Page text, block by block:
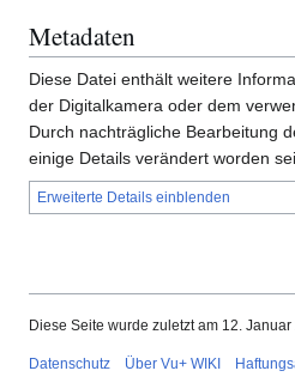
Metadaten
Diese Datei enthält weitere
der Digitalkamera oder dem
Durch nachträgliche Bearbeitung
einige Details verändert worden
Erweiterte Details einblenden
Diese Seite wurde zuletzt am 12.
Datenschutz Über Vu+ WIKI